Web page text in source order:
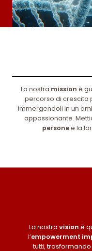
La nostra mission è
percorso di crescita
immergendoli in un
appassionante.
personee la
La nostra vision è
l’empowerment
tutti,